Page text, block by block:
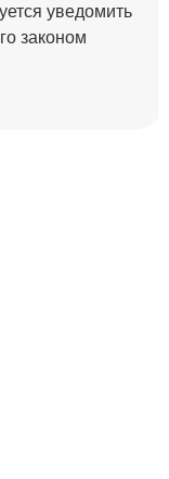
уведомить
законом